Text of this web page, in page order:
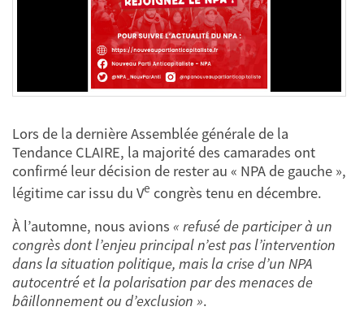
Lors de la dernière Assemblée générale de la
Tendance CLAIRE, la majorité des camarades ont
confirmé leur décision de rester au « NPA de gauche »,
légitime car issu du Ve congrès tenu en décembre.
À l’automne, nous avions « refusé de participer à un
congrès dont l’enjeu principal n’est pas l’intervention
dans la situation politique, mais la crise d’un NPA
autocentré et la polarisation par des menaces de
bâillonnement ou d’exclusion ».